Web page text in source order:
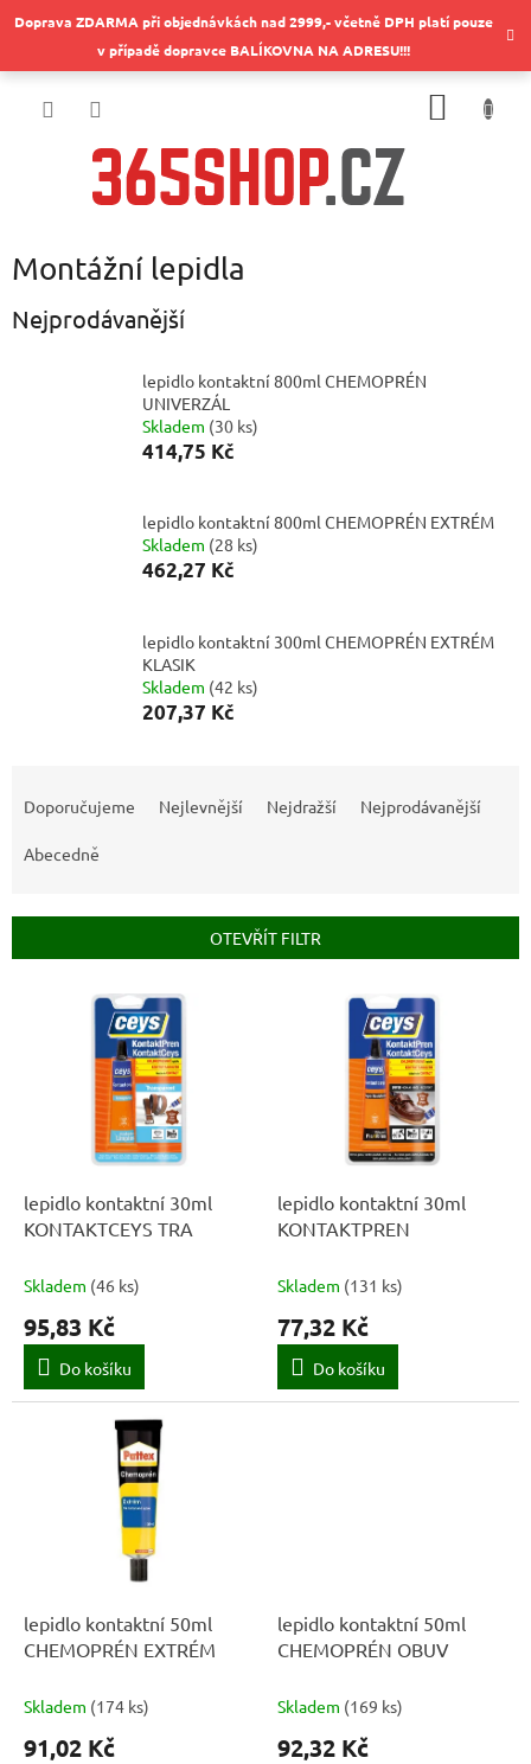
naDoprava ZDARMA při objednávkách nad 2999,- včetně DPH platí pouze
v případě dopravce BALÍKOVNA NA ADRESU!!!
Montážní lepidla
Nejprodávanější
lepidlo kontaktní 800ml CHEMOPRÉN
UNIVERZÁL
Skladem (30 ks)
414,75 Kč
lepidlo kontaktní 800ml CHEMOPRÉN EXTRÉM
Skladem (28 ks)
462,27 Kč
lepidlo kontaktní 300ml CHEMOPRÉN EXTRÉM
KLASIK
Skladem (42 ks)
207,37 Kč
r
Doporučujeme Nejlevnější Nejdražší Nejprodávanější
Abecedně
OTEVŘÍT FILTR
lepidlo kontaktní 30ml
KONTAKTCEYS TRA
Skladem (46 ks)
95,83 Kč
Do košíku
lepidlo kontaktní 30ml
KONTAKTPREN
Skladem (131 ks)
77,32 Kč
Do košíku
lepidlo kontaktní 50ml
CHEMOPRÉN EXTRÉM
Skladem (174 ks)
91,02 Kč
lepidlo kontaktní 50ml
CHEMOPRÉN OBUV
Skladem (169 ks)
92,32 Kč